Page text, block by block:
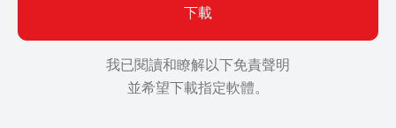
下載
我已閱讀和瞭解以下免責聲明
並希望下載指定軟體。